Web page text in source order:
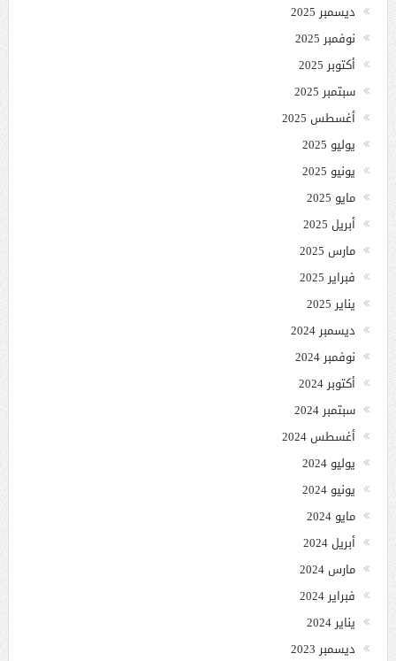
ديسمبر 2025
نوفمبر 2025
أكتوبر 2025
سبتمبر 2025
أغسطس 2025
يوليو 2025
يونيو 2025
مايو 2025
أبريل 2025
مارس 2025
فبراير 2025
يناير 2025
ديسمبر 2024
نوفمبر 2024
أكتوبر 2024
سبتمبر 2024
أغسطس 2024
يوليو 2024
يونيو 2024
مايو 2024
أبريل 2024
مارس 2024
فبراير 2024
يناير 2024
ديسمبر 2023